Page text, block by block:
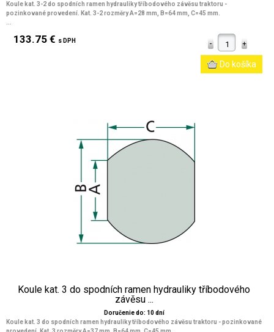
Koule kat. 3-2 do spodních ramen hydrauliky tříbodového závěsu traktoru -
pozinkované provedení. Kat. 3-2 rozměry A=28 mm, B=64 mm, C=45 mm.
133.75 € s DPH
Koule kat. 3 do spodních ramen hydrauliky tříbodového
závěsu ...
Doručenie do: 10 dní
Koule kat. 3 do spodních ramen hydrauliky tříbodového závěsu traktoru - pozinkované